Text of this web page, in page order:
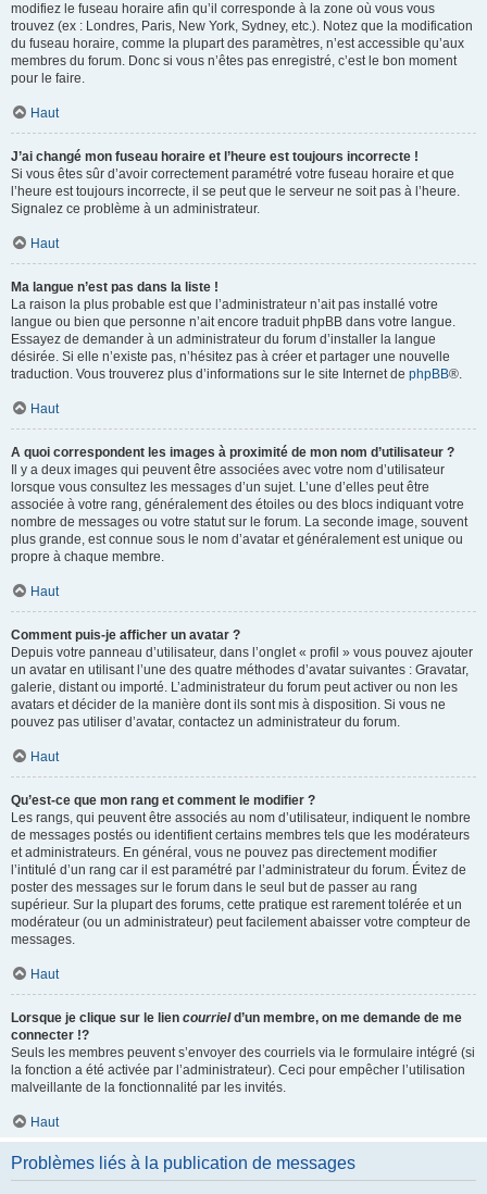
modifiez le fuseau horaire afin qu’il corresponde à la zone où vous vous
trouvez (ex : Londres, Paris, New York, Sydney, etc.). Notez que la modification
du fuseau horaire, comme la plupart des paramètres, n’est accessible qu’aux
membres du forum. Donc si vous n’êtes pas enregistré, c’est le bon moment
pour le faire.
Haut
J’ai changé mon fuseau horaire et l’heure est toujours incorrecte !
Si vous êtes sûr d’avoir correctement paramétré votre fuseau horaire et que
l’heure est toujours incorrecte, il se peut que le serveur ne soit pas à l’heure.
Signalez ce problème à un administrateur.
Haut
Ma langue n’est pas dans la liste !
La raison la plus probable est que l’administrateur n’ait pas installé votre
langue ou bien que personne n’ait encore traduit phpBB dans votre langue.
Essayez de demander à un administrateur du forum d’installer la langue
désirée. Si elle n’existe pas, n’hésitez pas à créer et partager une nouvelle
traduction. Vous trouverez plus d’informations sur le site Internet de phpBB®.
Haut
A quoi correspondent les images à proximité de mon nom d’utilisateur ?
Il y a deux images qui peuvent être associées avec votre nom d’utilisateur
lorsque vous consultez les messages d’un sujet. L’une d’elles peut être
associée à votre rang, généralement des étoiles ou des blocs indiquant votre
nombre de messages ou votre statut sur le forum. La seconde image, souvent
plus grande, est connue sous le nom d’avatar et généralement est unique ou
propre à chaque membre.
Haut
Comment puis-je afficher un avatar ?
Depuis votre panneau d’utilisateur, dans l’onglet « profil » vous pouvez ajouter
un avatar en utilisant l’une des quatre méthodes d’avatar suivantes : Gravatar,
galerie, distant ou importé. L’administrateur du forum peut activer ou non les
avatars et décider de la manière dont ils sont mis à disposition. Si vous ne
pouvez pas utiliser d’avatar, contactez un administrateur du forum.
Haut
Qu’est-ce que mon rang et comment le modifier ?
Les rangs, qui peuvent être associés au nom d’utilisateur, indiquent le nombre
de messages postés ou identifient certains membres tels que les modérateurs
et administrateurs. En général, vous ne pouvez pas directement modifier
l’intitulé d’un rang car il est paramétré par l’administrateur du forum. Évitez de
poster des messages sur le forum dans le seul but de passer au rang
supérieur. Sur la plupart des forums, cette pratique est rarement tolérée et un
modérateur (ou un administrateur) peut facilement abaisser votre compteur de
messages.
Haut
Lorsque je clique sur le lien courrield’un membre, on me demande de me
connecter !?
Seuls les membres peuvent s’envoyer des courriels via le formulaire intégré (si
la fonction a été activée par l’administrateur). Ceci pour empêcher l’utilisation
malveillante de la fonctionnalité par les invités.
Haut
Problèmes liés à la publication de messages